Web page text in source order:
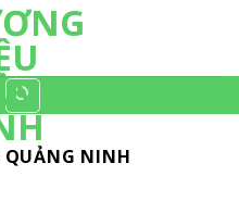
QUẢNG NINH